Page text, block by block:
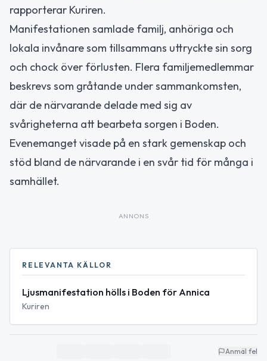
rapporterar Kuriren.
Manifestationen samlade familj, anhöriga och
lokala invånare som tillsammans uttryckte sin sorg
och chock över förlusten. Flera familjemedlemmar
beskrevs som gråtande under sammankomsten,
där de närvarande delade med sig av
svårigheterna att bearbeta sorgen i Boden.
Evenemanget visade på en stark gemenskap och
stöd bland de närvarande i en svår tid för många i
samhället.
ANNONS
RELEVANTA KÄLLOR
Ljusmanifestation hölls i Boden för Annica
Kuriren
Anmäl fel